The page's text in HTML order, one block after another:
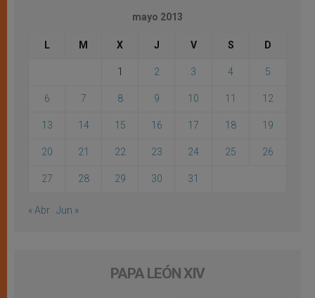
mayo 2013
L M X J V S D
1 2 3 4 5
6 7 8 9 10 11 12
13 14 15 16 17 18 19
20 21 22 23 24 25 26
27 28 29 30 31
« Abr Jun »
PAPA LEÓN XIV